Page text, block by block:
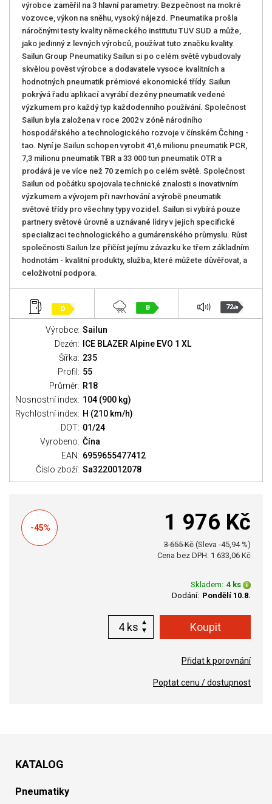
výrobce zaměřil na 3 hlavní parametry: Bezpečnost na mokré
vozovce, výkon na sněhu, vysoký nájezd. Pneumatika prošla
náročnými testy kvality německého institutu TUV SUD a může,
jako jedinný z levných výrobců, používat tuto značku kvality.
Sailun Group Pneumatiky Sailun si po celém světě vybudovaly
skvělou pověst výrobce a dodavatele vysoce kvalitních a
hodnotných pneumatik prémiové ekonomické třídy. Sailun
pokrývá řadu aplikací a vyrábí dezény pneumatik vedené
výzkumem pro každý typ každodenního používání. Společnost
Sailun byla založena v roce 2002 v zóně národního
hospodářského a technologického rozvoje v čínském Čching -
tao. Nyní je Sailun schopen vyrobit 41,6 milionu pneumatik PCR,
7,3 milionu pneumatik TBR a 33 000 tun pneumatik OTR a
prodává je ve více než 70 zemích po celém světě. Společnost
Sailun od počátku spojovala technické znalosti s inovativním
výzkumem a vývojem při navrhování a výrobě pneumatik
světové třídy pro všechny typy vozidel. Sailun si vybírá pouze
partnery světové úrovně a uznávané lídry v jejich specifické
specializaci technologického a gumárenského průmyslu. Růst
společnosti Sailun lze přičíst jejímu závazku ke třem základním
hodnotám - kvalitní produkty, služba, které můžete důvěřovat, a
celoživotní podpora.
D B 72dB
Výrobce: Sailun
Dezén:
ICE BLAZER Alpine EVO 1 XL
Šířka: 235
Profil: 55
Průměr: R18
Nosnostní index: 104 (900 kg)
Rychlostní index: H (210 km/h)
DOT: 01/24
Vyrobeno: Čína
EAN: 6959655477412
Číslo zboží: Sa3220012078
-45% 1 976 Kč
3 655 Kč (Sleva -45,94 %)
Cena bez DPH: 1 633,06 Kč
Skladem: 4 ks
Dodání: Pondělí 10.8.
ks
Přidat k porovnání
Poptat cenu / dostupnost
KATALOG
Pneumatiky